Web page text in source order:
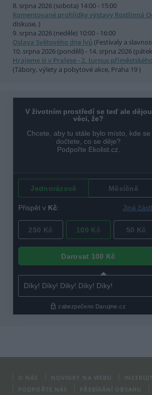
8. srpna 2026 (sobota) 14:00 - 15:00
Komentované prohlídky výstavy Rostlinná
diskuse, )
9. srpna 2026 (neděle) 10:00 - 16:00
Oslava Světového dne lvů (Festivaly a
10. srpna 2026 (pondělí) - 14. srpna 2026
Hrajeme si v Pralese - 2. turnus
(Tábory, výlety a pobytové akce, Praha 19 )
O NÁS NOVINKY NA WEBU
PODPOŘTE NÁS
PŘEBÍRÁNÍ OBSAHU